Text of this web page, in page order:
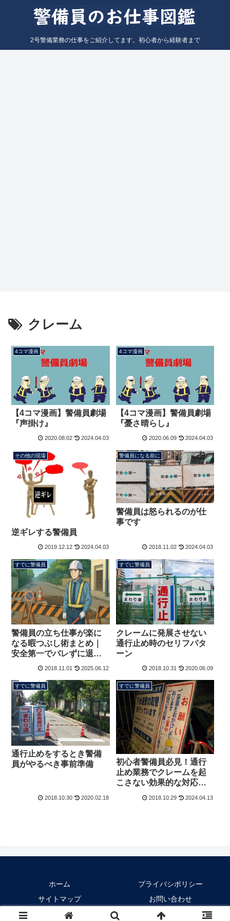
2号警備業務の仕事をご紹介してます。初心者から経験者まで
クレーム
4コマ漫画
【4コマ漫画】警備員劇場
『声掛け』
2020.08.02 2024.04.03
4コマ漫画
【4コマ漫画】警備員劇場
『憂さ晴らし』
2020.06.09 2024.04.03
その他の現場
逆ギレする警備員
2019.12.12 2024.04.03
警備員になる前に
警備員は怒られるのが仕
事です
2018.11.02 2024.04.03
すでに警備員
警備員の立ち仕事が楽に
なる暇つぶし術まとめ｜
安全第一でバレずに退屈
2018.11.01 2025.06.12
すでに警備員
クレームに発展させない
通行止め時のセリフパタ
ーン
2018.10.31 2020.06.09
すでに警備員
通行止めをするとき警備
員がやるべき事前準備
2018.10.30 2020.02.18
すでに警備員
初心者警備員必見！通行
止め業務でクレームを起
こさない効果的な対応方
2018.10.29 2024.04.13
ホーム
プライバシポリシー
サイトマップ
お問い合わせ
Copyright © 2018-2026 警備員のお仕事図鑑 All Rights Reserved.